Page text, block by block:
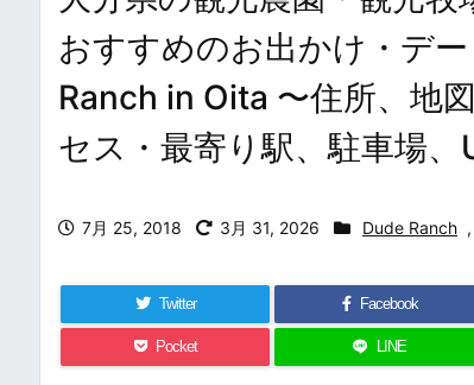
おすすめのお出かけ・デ
Ranch in Oita 〜住所、地
セス・最寄り駅、駐車場、
7月 25, 2018 3月 31, 2026 Dude Ranch ,
Twitter Facebook
Pocket LINE